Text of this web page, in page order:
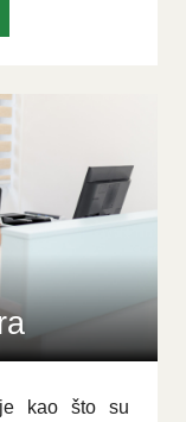
kao što su